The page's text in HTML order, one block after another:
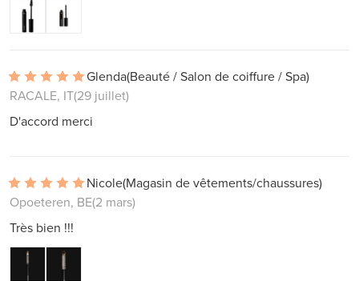
Glenda(Beauté / Salon de coiffure / Spa)
RACALE, IT(29 juillet)
D'accord merci
Nicole(Magasin de vêtements/chaussures)
Opoeteren, BE(2 mars)
Très bien !!!